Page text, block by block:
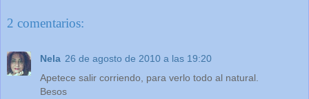
2 comentarios:
Nela 26 de agosto de 2010 a las 19:20
Apetece salir corriendo, para verlo todo al natural.
Besos